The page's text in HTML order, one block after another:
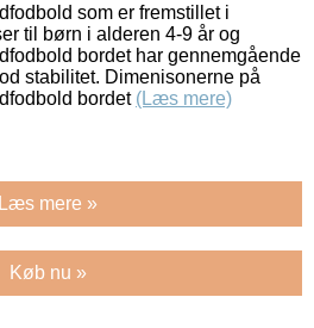
som er fremstillet i
til børn i alderen 4-9 år og
bordet har gennemgående
stabilitet. Dimenisonerne på
bordet (Læs mere)
Læs mere »
Køb nu »